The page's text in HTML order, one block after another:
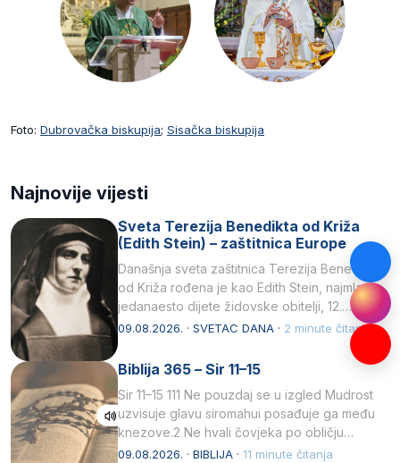
Foto: Dubrovačka biskupija; Sisačka biskupija
Najnovije vijesti
Sveta Terezija Benedikta od Križa
(Edith Stein) – zaštitnica Europe
Današnja sveta zaštitnica Terezija Benedikta
od Križa rođena je kao Edith Stein, najmlađe,
jedanaesto dijete židovske obitelji, 12.
listopada 1891, u Wrocławu…
09.08.2026. · SVETAC DANA · 2 minute čitanja
Biblija 365 – Sir 11–15
Sir 11–15 111 Ne pouzdaj se u izgled Mudrost
uzvisuje glavu siromahui posađuje ga među
knezove.2 Ne hvali čovjeka po obličju
njegovui…
09.08.2026. · BIBLIJA · 11 minute čitanja